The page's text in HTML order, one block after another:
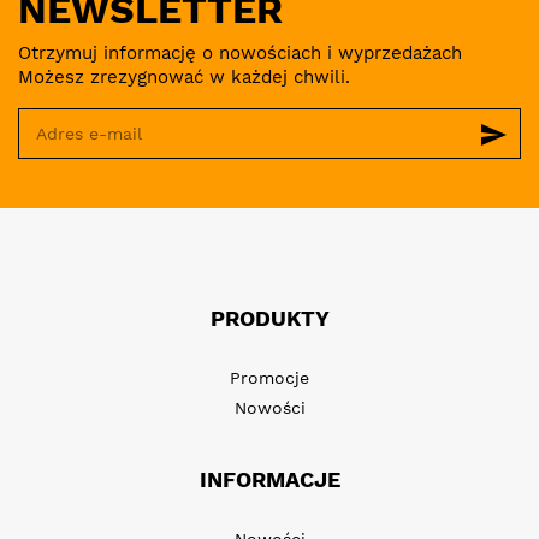
NEWSLETTER
Otrzymuj informację o nowościach i wyprzedażach
Możesz zrezygnować w każdej chwili.
send
PRODUKTY
Promocje
Nowości
INFORMACJE